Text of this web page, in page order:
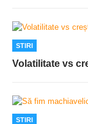
STIRI
Volatilitate vs
STIRI